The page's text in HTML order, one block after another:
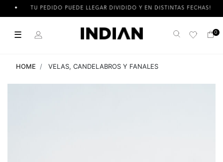
TU PEDIDO PUEDE LLEGAR DIVIDIDO Y EN DISTINTAS FECHAS!
☰ Buscar 0
HOME VELAS, CANDELABROS Y FANALES